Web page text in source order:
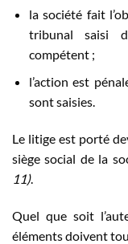
la société fait
tribunal saisi
compétent ;
l’action est
sont saisies.
Le litige est porté
siège social de la
11).
Quel que soit
éléments doivent